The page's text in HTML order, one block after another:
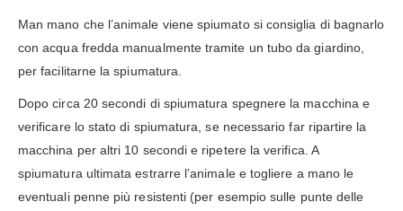
Man mano che l’animale viene spiumato si consiglia di bagnarlo
con acqua fredda manualmente tramite un tubo da giardino,
per facilitarne la spiumatura.
Dopo circa 20 secondi di spiumatura spegnere la macchina e
verificare lo stato di spiumatura, se necessario far ripartire la
macchina per altri 10 secondi e ripetere la verifica. A
spiumatura ultimata estrarre l’animale e togliere a mano le
eventuali penne più resistenti (per esempio sulle punte delle